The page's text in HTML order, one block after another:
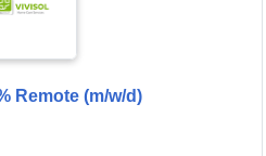
Remote (m/w/d)